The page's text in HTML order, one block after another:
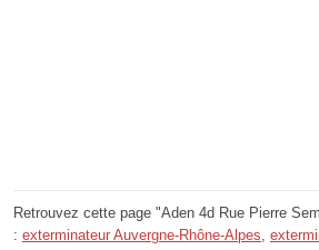
Retrouvez cette page "Aden 4d Rue Pierre
: exterminateur Auvergne-Rhône-Alpes